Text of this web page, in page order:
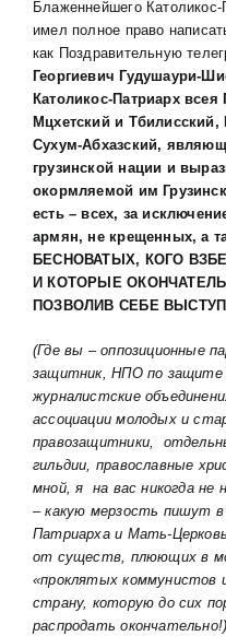
Блаженнейшего
имел полное право
как Поздравительную
Георгиевич Гудушаури-
Католикос-Патриарх всея
Мцхетский и
Сухум-Абхазский,
грузинской нации и
окормляемой им
есть – всех, за
армян, не крещенных, а
БЕСНОВАТЫХ, КОГО
И КОТОРЫЕ
ПОЗВОЛИВ СЕБЕ
(Где вы – оппозиционные
защитник, НПО по защите
журналистские
ассоциации молодых и
правозащитники,
гильдии, православные
мной, я на вас никогда не
– какую мерзость пишут
Патриарха и Мать-
от существ, плюющих в
«проклятых коммунистов
страну, которую до сих
распродать окончательно!)